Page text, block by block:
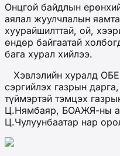
Онцгой байдлын
аялал жуулчлалын
хуурайшилттай, ой,
өндөр байгаатай
бага хурал хийлээ.
Хэвлэлийн хуралд
сэргийлэх газрын
түймэртэй тэмцэх
Ц.Нямбаяр, БОАЖЯ-ны
Ц.Чулуунбаатар нар